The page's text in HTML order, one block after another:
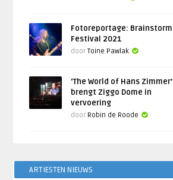
Fotoreportage: Brainstorm
Festival 2021
doorToine Pawlak
‘The World of Hans Zimmer’
brengt Ziggo Dome in
vervoering
door Robin de Roode
ARTIESTEN NIEUWS